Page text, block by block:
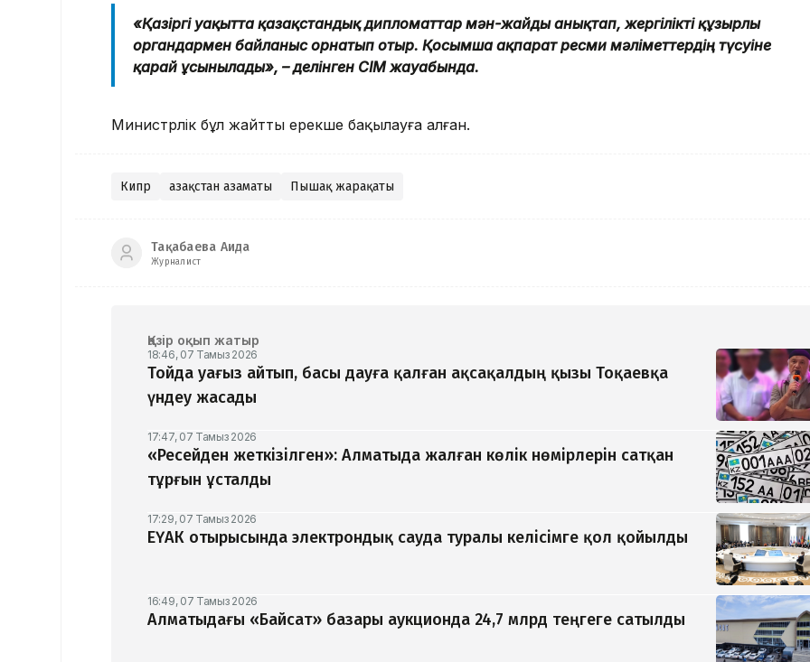
«Қазіргі уақытта қазақстандық дипломаттар мән-жайды анықтап, жергілікті құзырлы
органдармен байланыс орнатып отыр. Қосымша ақпарат ресми мәліметтердің түсуіне
қарай ұсынылады», – делінген СІМ жауабында.
Министрлік бұл жайтты ерекше бақылауға алған.
Кипр Қазақстан азаматы Пышақ жарақаты
Тақабаева Аида
Журналист
Қазір оқып жатыр
18:46, 07 Тамыз 2026
Тойда уағыз айтып, басы дауға қалған ақсақалдың қызы Тоқаевқа
үндеу жасады
17:47, 07 Тамыз 2026
«Ресейден жеткізілген»: Алматыда жалған көлік нөмірлерін сатқан
тұрғын ұсталды
17:29, 07 Тамыз 2026
ЕҮАК отырысында электрондық сауда туралы келісімге қол қойылды
16:49, 07 Тамыз 2026
Алматыдағы «Байсат» базары аукционда 24,7 млрд теңгеге сатылды